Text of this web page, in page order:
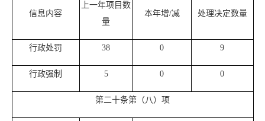
信息内容
上一年项目数
量
本年增/减 处理决定数量
行政处罚 38 0 9
行政强制 5 0 0
第二十条第（八）项